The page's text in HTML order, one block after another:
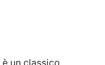
è un classico